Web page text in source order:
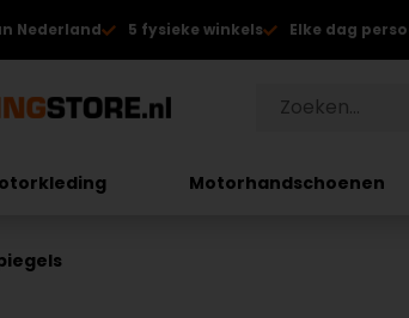
Nederland 5 fysieke winkels Elke dag
Motorhandschoenen